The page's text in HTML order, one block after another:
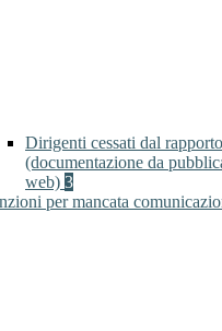
Dirigenti cessati dal
(documentazione da
web) 3
per mancata